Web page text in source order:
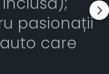
pasionații
care